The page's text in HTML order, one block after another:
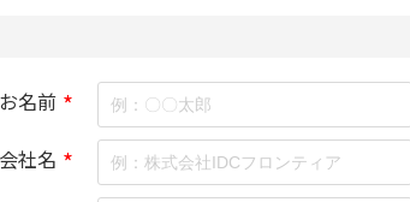
お名前 *
会社名 *